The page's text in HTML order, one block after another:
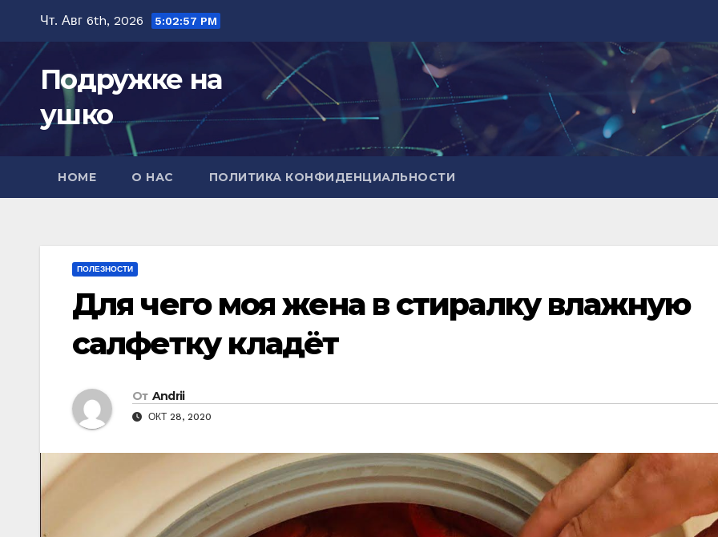
содержимому
Чт. Авг 6th, 2026 5:02:58 PM
Подружке на
ушко
HOME О НАС ПОЛИТИКА КОНФИДЕНЦИАЛЬНОСТИ
ПОЛЕЗНОСТИ
Для чего моя жена в стиралку влажную
салфетку кладёт
От Andrii
ОКТ 28, 2020